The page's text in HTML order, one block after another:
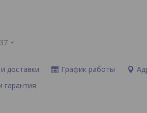
доставки График работы
гарантия